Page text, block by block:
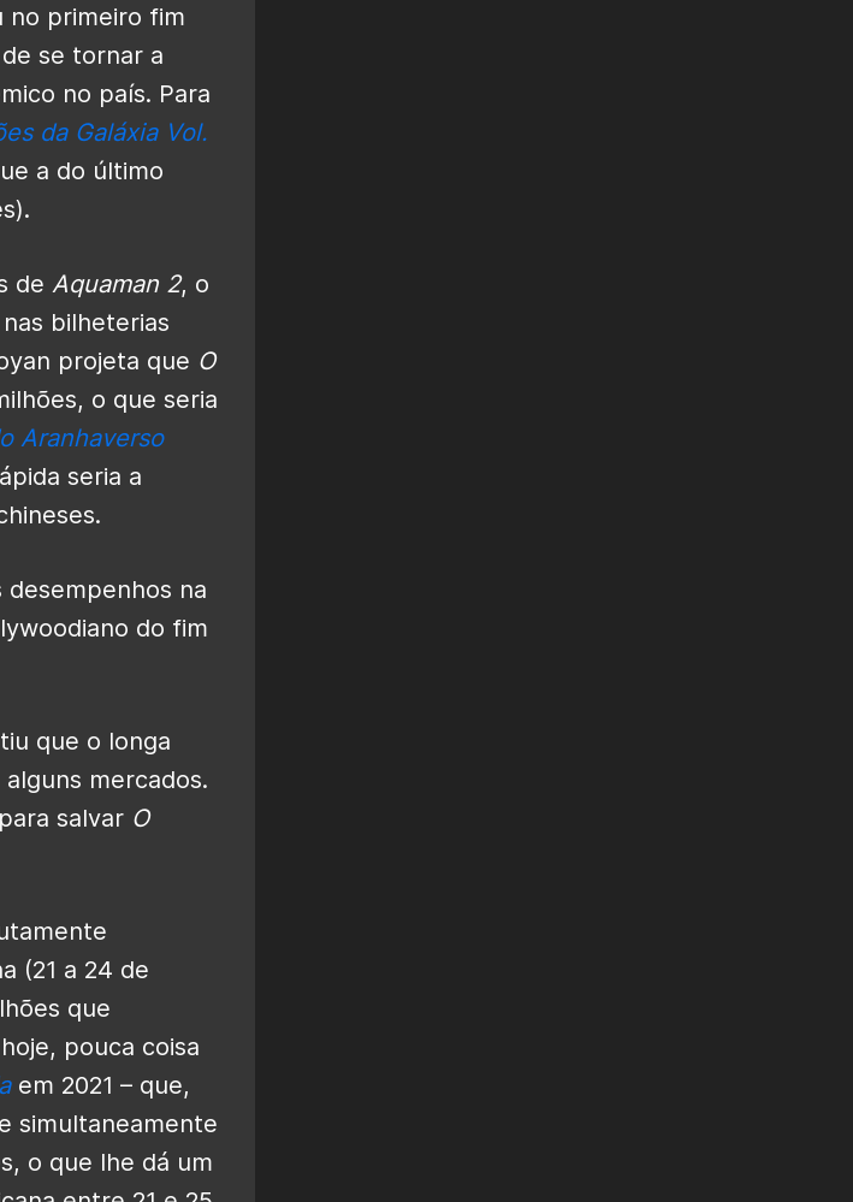
no primeiro fim
se tornar a
no país. Para
da Galáxia Vol.
a do último
de Aquaman 2, o
bilheterias
projeta que O
o que seria
Aranhaverso
seria a
na
do fim
que o longa
mercados.
salvar O
(21 a 24 de
que
pouca coisa
em 2021 – que,
simultaneamente
o que lhe dá um